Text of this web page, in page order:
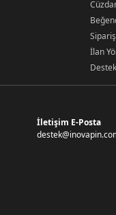
İlan
İletişim E-Posta